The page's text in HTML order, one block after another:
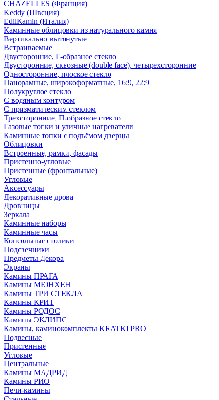
CHAZELLES (Франция)
Keddy (Швеция)
EdilKamin (Италия)
Каминные облицовки из натурального камня
Вертикально-вытянутые
Встраиваемые
Двусторонние, Г-образное стекло
Двусторонние, сквозные (double face), четырехсторонние
Односторонние, плоское стекло
Панорамные, широкоформатные, 16:9, 22:9
Полукруглое стекло
С водяным контуром
С призматическим стеклом
Трехсторонние, П-образное стекло
Газовые топки и уличные нагреватели
Каминные топки с подъёмом дверцы
Облицовки
Встроенные, рамки, фасады
Пристенно-угловые
Пристенные (фронтальные)
Угловые
Аксессуары
Декоративные дрова
Дровницы
Зеркала
Каминные наборы
Каминные часы
Консольные столики
Подсвечники
Предметы Декора
Экраны
Камины ПРАГА
Камины МЮНХЕН
Камины ТРИ СТЕКЛА
Камины КРИТ
Камины РОДОС
Камины ЭКЛИПС
Камины, каминокомплекты KRATKI PRO
Подвесные
Пристенные
Угловые
Центральные
Камины МАДРИД
Камины РИО
Печи-камины